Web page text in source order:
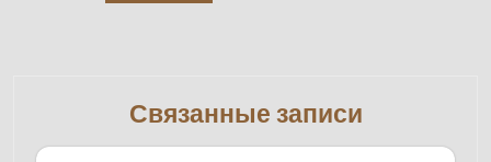
Связанные записи